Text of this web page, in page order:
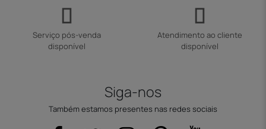
Serviço pós-venda
disponível
Atendimento ao cliente
disponível
Siga-nos
Também estamos presentes nas redes sociais